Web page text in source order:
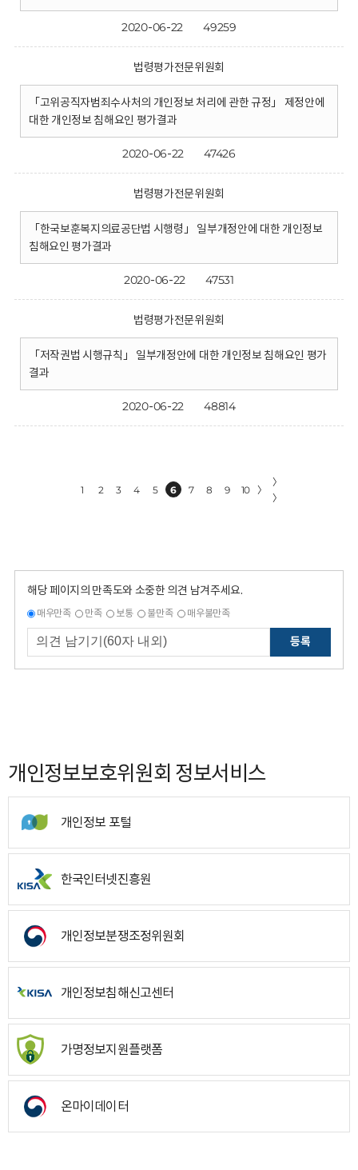
2020-06-22 49259
법령평가전문위원회
「고위공직자범죄수사처의 개인정보 처리에 관한 규정」 제정안에
대한 개인정보 침해요인 평가결과
2020-06-22 47426
법령평가전문위원회
「한국보훈복지의료공단법 시행령」 일부개정안에 대한 개인정보
침해요인 평가결과
2020-06-22 47531
법령평가전문위원회
「저작권법 시행규칙」 일부개정안에 대한 개인정보 침해요인 평가
결과
2020-06-22 48814
1 2 3 4 5 6 7 8 9 10 〉
〉
〉
해당 페이지의 만족도와 소중한 의견 남겨주세요.
매우만족 만족 보통 불만족 매우불만족
등록
개인정보보호위원회 정보서비스
개인정보 포털
한국인터넷진흥원
개인정보분쟁조정위원회
개인정보침해신고센터
가명정보지원플랫폼
온마이데이터